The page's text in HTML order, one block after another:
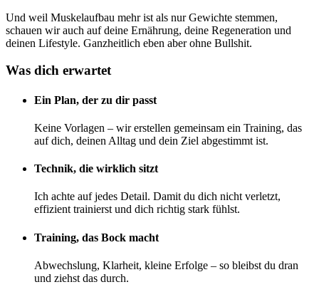
Und weil Muskelaufbau mehr ist als nur Gewichte stemmen,
schauen wir auch auf deine Ernährung, deine Regeneration und
deinen Lifestyle. Ganzheitlich eben aber ohne Bullshit.
Was dich erwartet
Ein Plan, der zu dir passt
Keine Vorlagen – wir erstellen gemeinsam ein Training, das
auf dich, deinen Alltag und dein Ziel abgestimmt ist.
Technik, die wirklich sitzt
Ich achte auf jedes Detail. Damit du dich nicht verletzt,
effizient trainierst und dich richtig stark fühlst.
Training, das Bock macht
Abwechslung, Klarheit, kleine Erfolge – so bleibst du dran
und ziehst das durch.